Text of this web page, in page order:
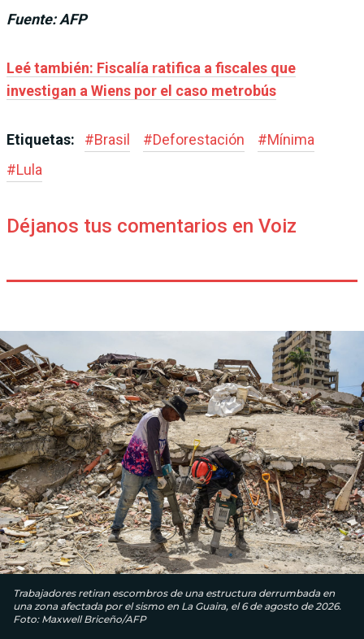
Fuente: AFP
Leé también: Fiscalía ratifica a fiscales que
investigan a Wiens por el caso metrobús
Etiquetas: #Brasil #Deforestación #Mínima
#Lula
Déjanos tus comentarios en Voiz
Trabajadores retiran escombros de una estructura derrumbada en
una zona afectada por el sismo en La Guaira, el 6 de agosto de 2026.
Foto: Maxwell Briceño/AFP